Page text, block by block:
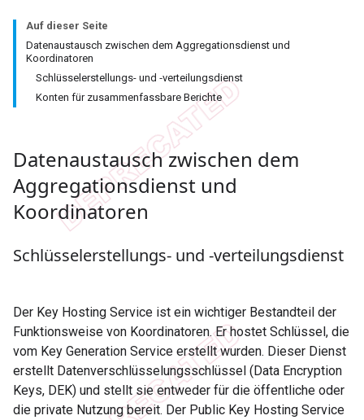
Auf dieser Seite
Datenaustausch zwischen dem Aggregationsdienst und
Koordinatoren
Schlüsselerstellungs- und ‑verteilungsdienst
Konten für zusammenfassbare Berichte
Datenaustausch zwischen dem
Aggregationsdienst und
Koordinatoren
Schlüsselerstellungs- und ‑verteilungsdienst
Der Key Hosting Service ist ein wichtiger Bestandteil der
Funktionsweise von Koordinatoren. Er hostet Schlüssel, die
vom Key Generation Service erstellt wurden. Dieser Dienst
erstellt Datenverschlüsselungsschlüssel (Data Encryption
Keys, DEK) und stellt sie entweder für die öffentliche oder
die private Nutzung bereit. Der Public Key Hosting Service